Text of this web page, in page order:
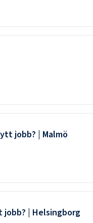
jobb? | Malmö
| Helsingborg